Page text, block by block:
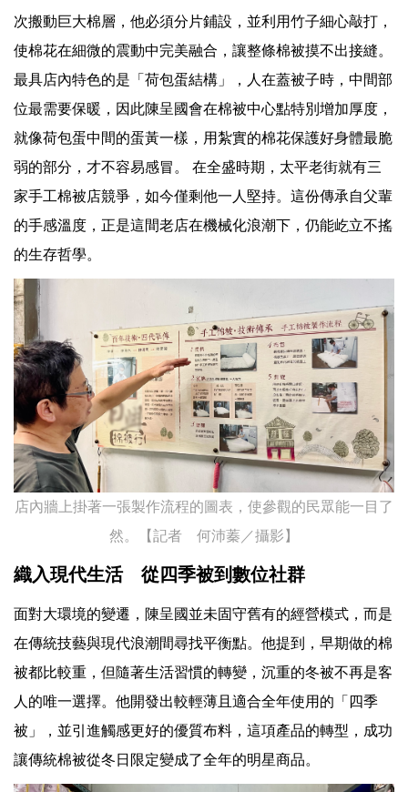
次搬動巨大棉層，他必須分片鋪設，並利用竹子細心敲打，
使棉花在細微的震動中完美融合，讓整條棉被摸不出接縫。
最具店內特色的是「荷包蛋結構」，人在蓋被子時，中間部
位最需要保暖，因此陳呈國會在棉被中心點特別增加厚度，
就像荷包蛋中間的蛋黃一樣，用紮實的棉花保護好身體最脆
弱的部分，才不容易感冒。 在全盛時期，太平老街就有三
家手工棉被店競爭，如今僅剩他一人堅持。這份傳承自父輩
的手感溫度，正是這間老店在機械化浪潮下，仍能屹立不搖
的生存哲學。
店內牆上掛著一張製作流程的圖表，使參觀的民眾能一目了
然。【記者 何沛蓁／攝影】
織入現代生活 從四季被到數位社群
面對大環境的變遷，陳呈國並未固守舊有的經營模式，而是
在傳統技藝與現代浪潮間尋找平衡點。他提到，早期做的棉
被都比較重，但隨著生活習慣的轉變，沉重的冬被不再是客
人的唯一選擇。他開發出較輕薄且適合全年使用的「四季
被」，並引進觸感更好的優質布料，這項產品的轉型，成功
讓傳統棉被從冬日限定變成了全年的明星商品。